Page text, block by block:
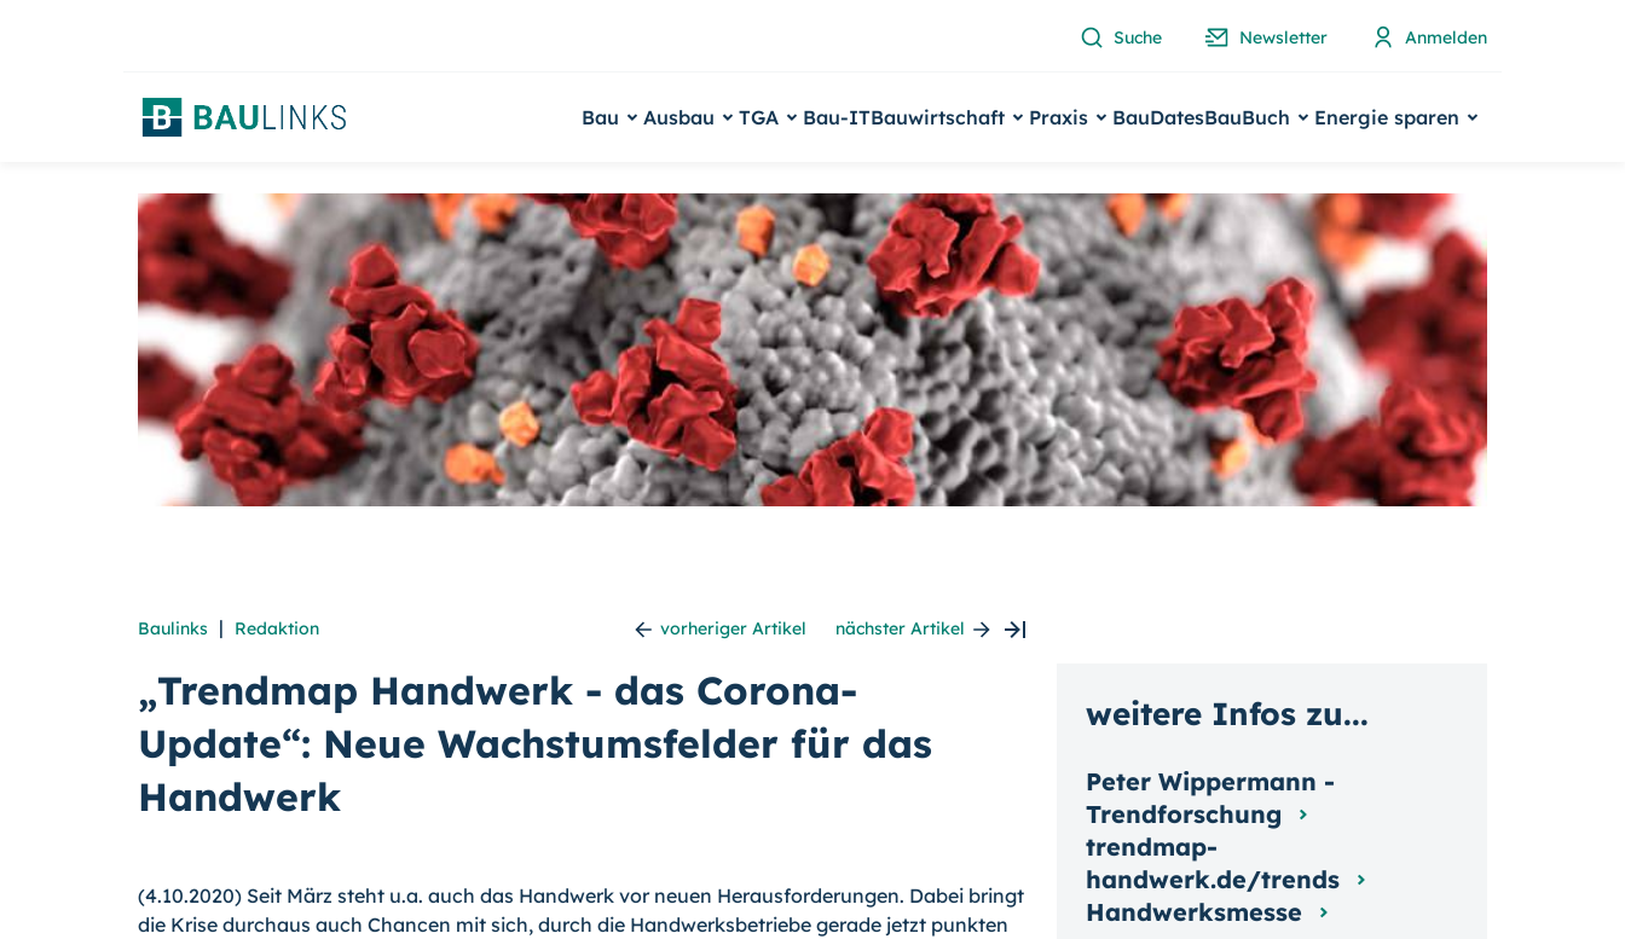
Suche Newsletter Anmelden
Bau Ausbau TGA Bau-ITBauwirtschaft Praxis BauDatesBauBuch Energie sparen
Baulinks | Redaktion vorheriger Artikel nächster Artikel
„Trendmap Handwerk - das Corona-
Update“: Neue Wachstumsfelder für das
Handwerk
(4.10.2020) Seit März steht u.a. auch das Handwerk vor neuen Herausforderungen. Dabei bringt
die Krise durchaus auch Chancen mit sich, durch die Handwerksbetriebe gerade jetzt punkten
weitere Infos zu...
Peter Wippermann -
Trendforschung
trendmap-
handwerk.de/trends
Handwerksmesse